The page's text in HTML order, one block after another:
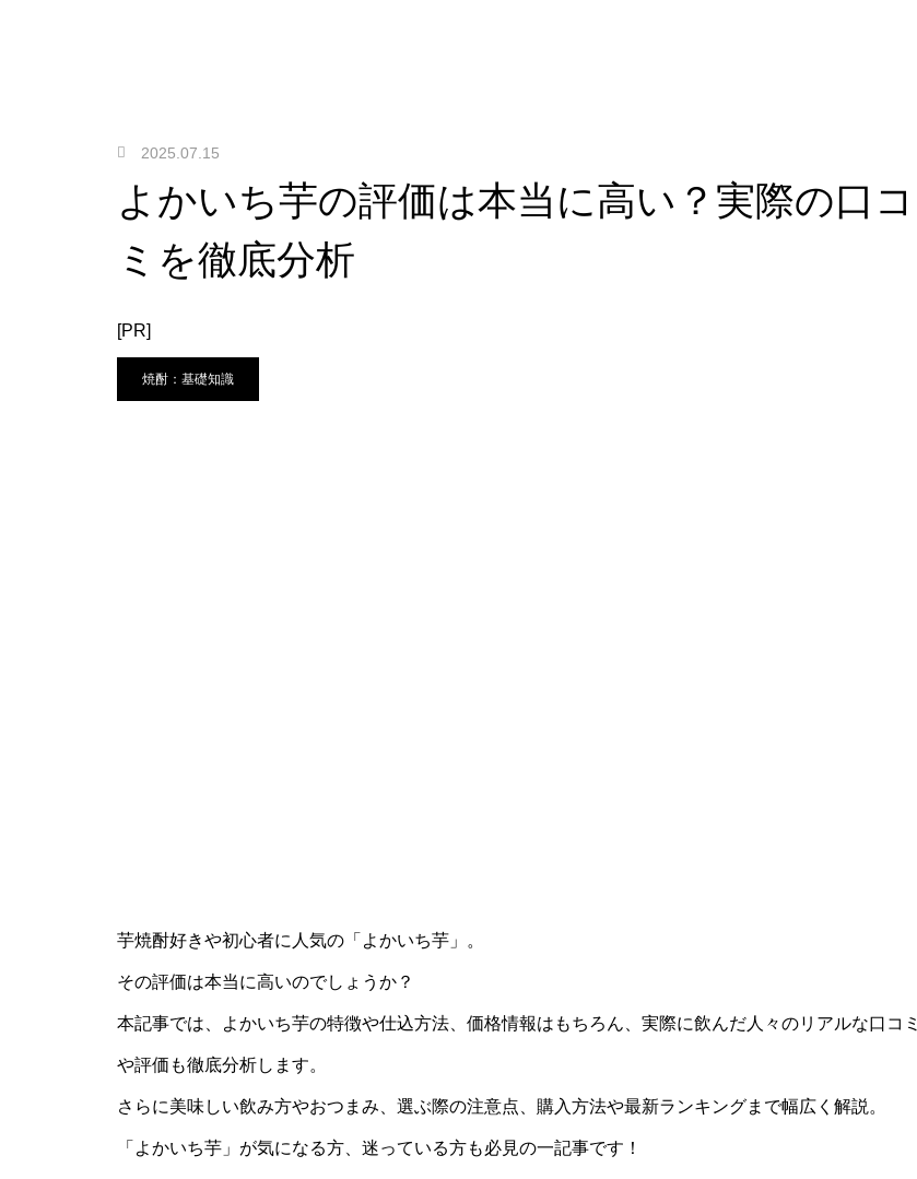
2025.07.15
よかいち芋の評価は本当に高い？実際の口コ
ミを徹底分析
[PR]
焼酎：基礎知識
芋焼酎好きや初心者に人気の「よかいち芋」。
その評価は本当に高いのでしょうか？
本記事では、よかいち芋の特徴や仕込方法、価格情報はもちろん、実際に飲んだ人々のリアルな口コミ
や評価も徹底分析します。
さらに美味しい飲み方やおつまみ、選ぶ際の注意点、購入方法や最新ランキングまで幅広く解説。
「よかいち芋」が気になる方、迷っている方も必見の一記事です！